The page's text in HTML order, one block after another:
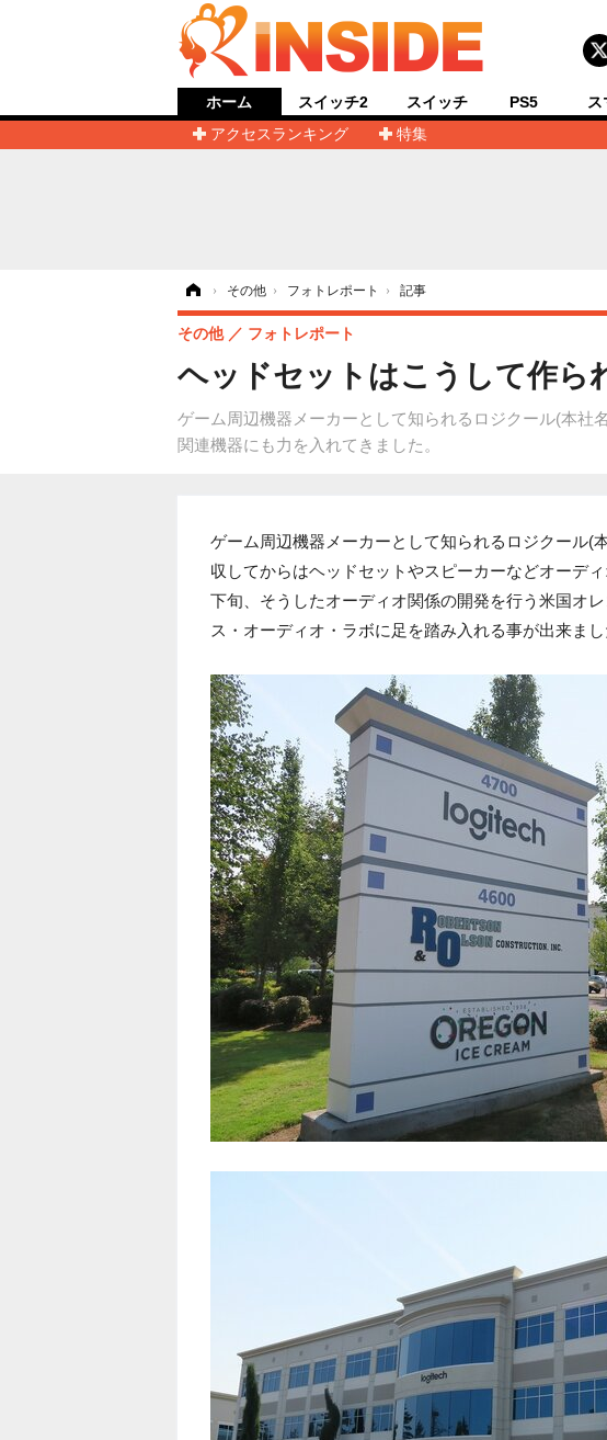
ホーム
アクセスランキング
特集
スイッチ2 スイッチ PS5 ス
› その他 › フォトレポート › 記事
ヘッドセットはこうして作ら
ゲーム周辺機器メーカーとして知られるロジクール(本社
関連機器にも力を入れてきました。
その他 フォトレポート
ゲーム周辺機器メーカーとして知られるロジクール(
収してからはヘッドセットやスピーカーなどオーデ
下旬、そうしたオーディオ関係の開発を行う米国オ
ス・オーディオ・ラボに足を踏み入れる事が出来まし